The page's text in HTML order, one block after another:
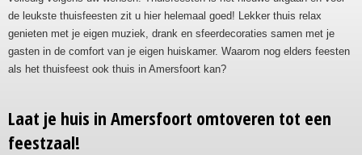
de leukste thuisfeesten zit u hier helemaal goed! Lekker thuis relax
genieten met je eigen muziek, drank en sfeerdecoraties samen met je
gasten in de comfort van je eigen huiskamer. Waarom nog elders feesten
als het thuisfeest ook thuis in Amersfoort kan?
Laat je huis in Amersfoort omtoveren tot een
feestzaal!